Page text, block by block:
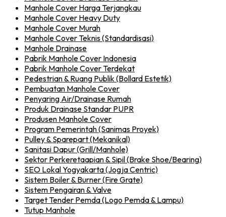
Manhole Cover Harga Terjangkau
Manhole Cover Heavy Duty
Manhole Cover Murah
Manhole Cover Teknis (Standardisasi)
Manhole Drainase
Pabrik Manhole Cover Indonesia
Pabrik Manhole Cover Terdekat
Pedestrian & Ruang Publik (Bollard Estetik)
Pembuatan Manhole Cover
Penyaring Air/Drainase Rumah
Produk Drainase Standar PUPR
Produsen Manhole Cover
Program Pemerintah (Sanimas Proyek)
Pulley & Sparepart (Mekanikal)
Sanitasi Dapur (Grill/Manhole)
Sektor Perkeretaapian & Sipil (Brake Shoe/Bearing)
SEO Lokal Yogyakarta (Jogja Centric)
Sistem Boiler & Burner (Fire Grate)
Sistem Pengairan & Valve
Target Tender Pemda (Logo Pemda & Lampu)
Tutup Manhole